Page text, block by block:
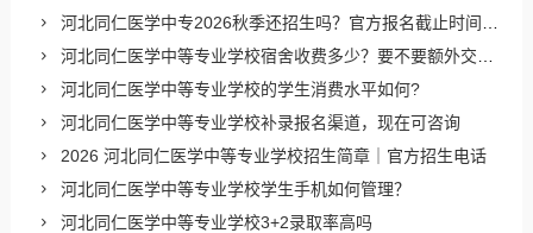
河北同仁医学中专2026秋季还招生吗？官方报名截止时间公布
河北同仁医学中等专业学校宿舍收费多少？要不要额外交电费？
河北同仁医学中等专业学校的学生消费水平如何?
河北同仁医学中等专业学校补录报名渠道，现在可咨询
2026 河北同仁医学中等专业学校招生简章｜官方招生电话
河北同仁医学中等专业学校学生手机如何管理？
河北同仁医学中等专业学校3+2录取率高吗